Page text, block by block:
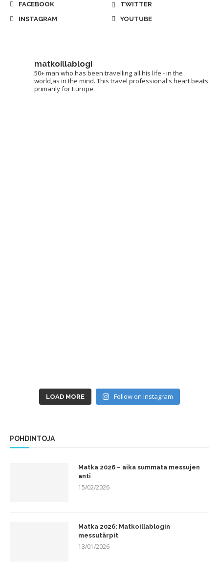
FACEBOOK
TWITTER
INSTAGRAM
YOUTUBE
matkoillablogi
50+ man who has been travelling all his life - in the
world,as in the mind. This travel professional's heart beats
primarily for Europe.
LOAD MORE Follow on Instagram
POHDINTOJA
Matka 2026 – aika summata messujen
anti
15/02/2026
Matka 2026: Matkoillablogin
messutärpit
13/01/2026